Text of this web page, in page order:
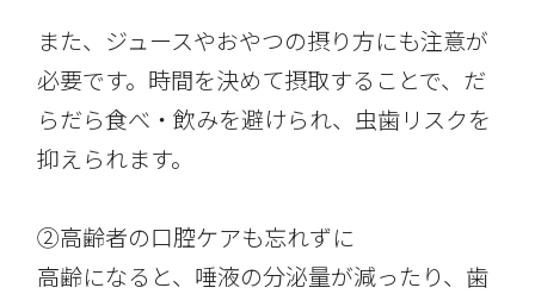
また、ジュースやおやつの摂り方にも注意が
必要です。時間を決めて摂取することで、だ
らだら食べ・飲みを避けられ、虫歯リスクを
抑えられます。
②高齢者の口腔ケアも忘れずに
高齢になると、唾液の分泌量が減ったり、歯